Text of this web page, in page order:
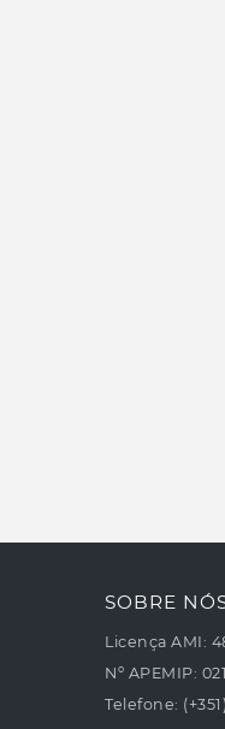
SOBRE
Licença AMI:
Nº APEMIP:
Telefone: